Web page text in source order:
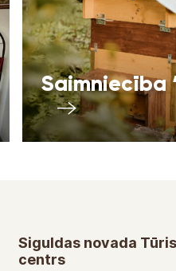
Saimniecība
Siguldas novada
centrs